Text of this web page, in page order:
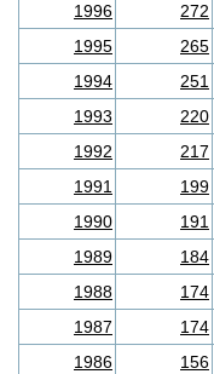
1996
272
1995
265
1994
251
1993
220
1992
217
1991
199
1990
191
1989
184
1988
174
1987
174
1986
156